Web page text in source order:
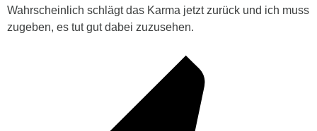
Wahrscheinlich schlägt das Karma jetzt zurück und ich muss
zugeben, es tut gut dabei zuzusehen.